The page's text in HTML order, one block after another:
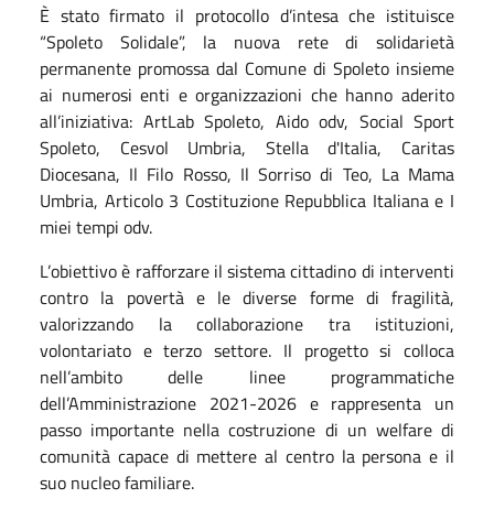
È stato firmato il protocollo d’intesa che istituisce
“Spoleto Solidale”, la nuova rete di solidarietà
permanente promossa dal Comune di Spoleto insieme
ai numerosi enti e organizzazioni che hanno aderito
all’iniziativa: ArtLab Spoleto, Aido odv, Social Sport
Spoleto, Cesvol Umbria, Stella d'Italia, Caritas
Diocesana, Il Filo Rosso, Il Sorriso di Teo, La Mama
Umbria, Articolo 3 Costituzione Repubblica Italiana e I
miei tempi odv.
L’obiettivo è rafforzare il sistema cittadino di interventi
contro la povertà e le diverse forme di fragilità,
valorizzando la collaborazione tra istituzioni,
volontariato e terzo settore. Il progetto si colloca
nell’ambito delle linee programmatiche
dell’Amministrazione 2021-2026 e rappresenta un
passo importante nella costruzione di un welfare di
comunità capace di mettere al centro la persona e il
suo nucleo familiare.